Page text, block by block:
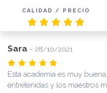
CALIDAD / PRECIO
Sara - 28/10/2021
Esta academia es muy
entretenidas y los maestros